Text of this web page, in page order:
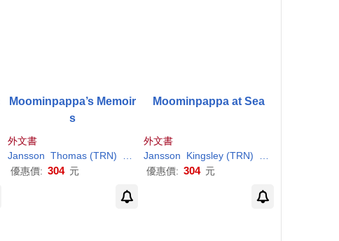
Tove/ Warburton
Moominpappa’s Memoir
s
外文書
Jansson Thomas (TRN)
/ Warburton
優惠價: 304 元
Moominpappa at Sea
外文書
Jansson
Kingsley (TRN)
優惠價: 304 元